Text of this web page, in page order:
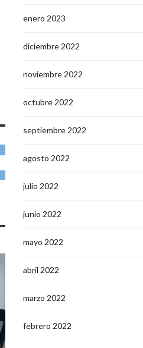
enero 2023
diciembre 2022
noviembre 2022
octubre 2022
septiembre 2022
agosto 2022
julio 2022
junio 2022
mayo 2022
abril 2022
marzo 2022
febrero 2022